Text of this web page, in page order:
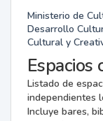
Ministerio de
Desarrollo
Cultural y
Espacios
Listado de
independientes
Incluye bares,